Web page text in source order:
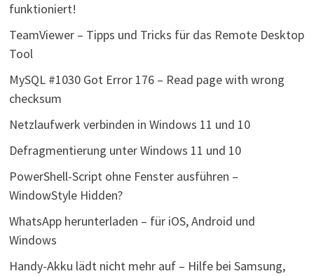
funktioniert!
TeamViewer – Tipps und Tricks für das Remote Desktop
Tool
MySQL #1030 Got Error 176 – Read page with wrong
checksum
Netzlaufwerk verbinden in Windows 11 und 10
Defragmentierung unter Windows 11 und 10
PowerShell-Script ohne Fenster ausführen –
WindowStyle Hidden?
WhatsApp herunterladen – für iOS, Android und
Windows
Handy-Akku lädt nicht mehr auf – Hilfe bei Samsung,